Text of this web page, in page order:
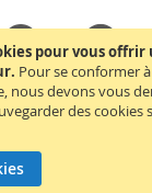
pour vous
Pour se conformer
nous devons vous
des cookies
- Art floral - Marque
- France -
- CNIL n°1534009 ©